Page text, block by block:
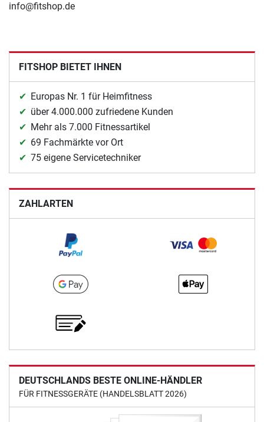
info@fitshop.de
FITSHOP BIETET IHNEN
Europas Nr. 1 für Heimfitness
über 4.000.000 zufriedene Kunden
Mehr als 7.000 Fitnessartikel
69 Fachmärkte vor Ort
75 eigene Servicetechniker
ZAHLARTEN
DEUTSCHLANDS BESTE ONLINE-HÄNDLER
FÜR FITNESSGERÄTE (HANDELSBLATT 2026)